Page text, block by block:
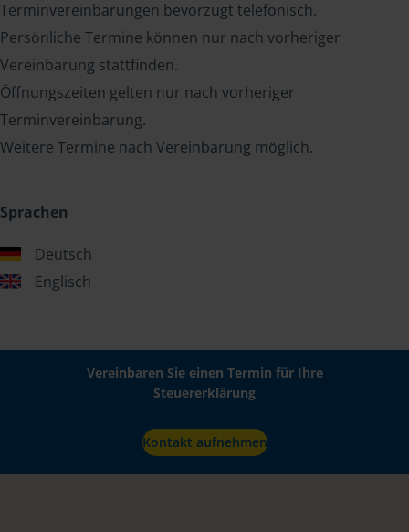
Terminvereinbarungen bevorzugt telefonisch.
Persönliche Termine können nur nach vorheriger
Vereinbarung stattfinden.
Öffnungszeiten gelten nur nach vorheriger
Terminvereinbarung.
Weitere Termine nach Vereinbarung möglich.
Sprachen
Deutsch
Englisch
Vereinbaren Sie einen Termin für Ihre
Steuererklärung
Kontakt aufnehmen